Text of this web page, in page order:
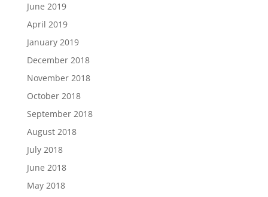
June 2019
April 2019
January 2019
December 2018
November 2018
October 2018
September 2018
August 2018
July 2018
June 2018
May 2018